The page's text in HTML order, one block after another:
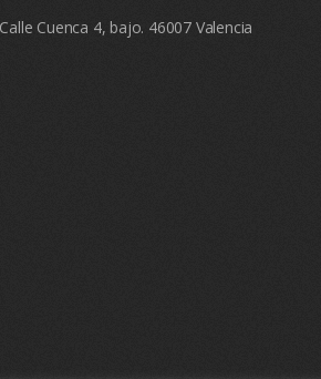
Calle Cuenca 4, bajo. 46007 Valencia